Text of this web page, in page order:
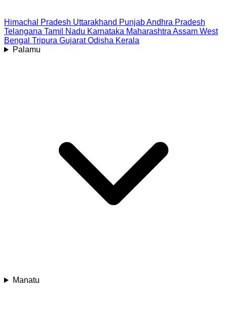
Himachal Pradesh Uttarakhand PunjabAndhra Pradesh
Telangana Tamil Nadu Karnataka Maharashtra Assam West
Bengal Tripura Gujarat Odisha Kerala
Palamu
Manatu